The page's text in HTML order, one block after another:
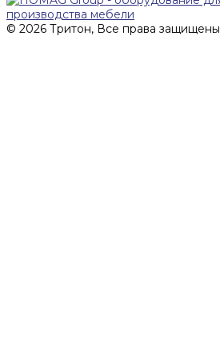
© 2026 Тритон, Все права защищены